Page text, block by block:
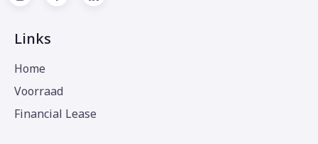
Links
Home
Voorraad
Financial Lease